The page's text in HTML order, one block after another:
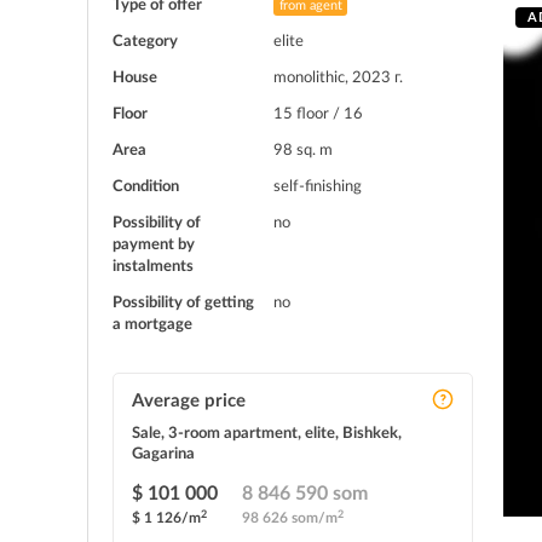
Type of offer from agent
Category elite
House monolithic, 2023 г.
Floor 15 floor / 16
Area 98 sq. m
Condition self-finishing
Possibility of
payment by
instalments
no
Possibility of getting
a mortgage
no
Average price
Sale, 3-room apartment, elite, Bishkek,
Gagarina
$ 101 000
$ 1 126/m2
8 846 590 som
98 626 som/m2